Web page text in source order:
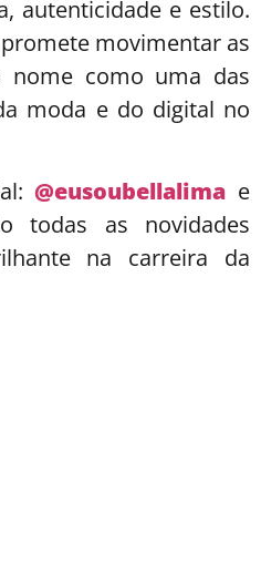
autenticidade e estilo.
promete movimentar as
nome como uma das
moda e do digital no
@eusoubellalima e
todas as novidades
na carreira da